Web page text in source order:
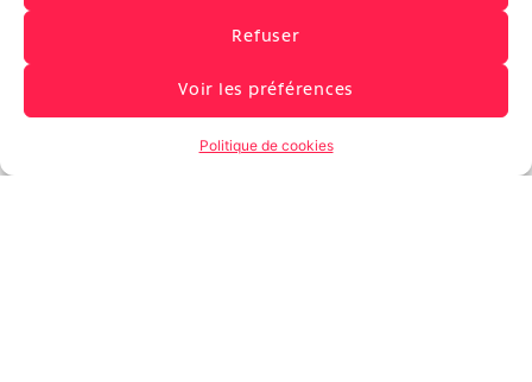
Refuser
Voir les préférences
Politique de cookies
Atelier radio